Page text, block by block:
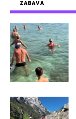
ZABAVA